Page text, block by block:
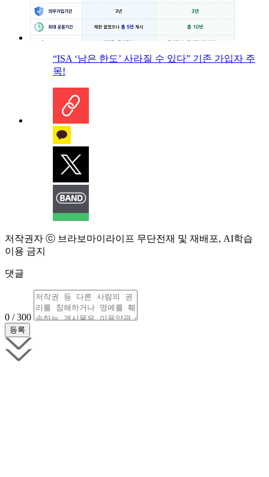
“ISA ‘남은 한도’ 사라질 수 있다” 기존 가입자 주
목!
저작권자 ⓒ 브라보마이라이프 무단전재 및 재배포, AI학습
이용 금지
댓글
0 / 300